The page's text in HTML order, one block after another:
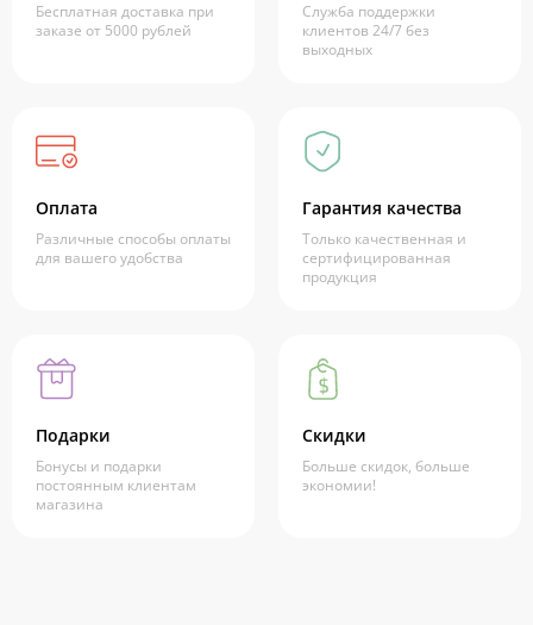
Бесплатная доставка при
заказе от 5000 рублей
Служба поддержки
клиентов 24/7 без
выходных
Оплата
Различные способы оплаты
для вашего удобства
Гарантия качества
Только качественная и
сертифицированная
продукция
Подарки
Бонусы и подарки
постоянным клиентам
магазина
Скидки
Больше скидок, больше
экономии!